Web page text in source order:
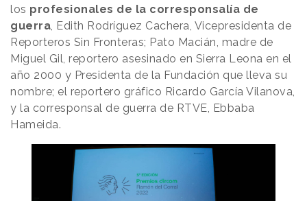
los profesionales de la corresponsalía de
guerra, Edith Rodríguez Cachera, Vicepresidenta de
Reporteros Sin Fronteras; Pato Macián, madre de
Miguel Gil, reportero asesinado en Sierra Leona en el
año 2000 y Presidenta de la Fundación que lleva su
nombre; el reportero gráfico Ricardo García Vilanova,
y la corresponsal de guerra de RTVE, Ebbaba
Hameida.